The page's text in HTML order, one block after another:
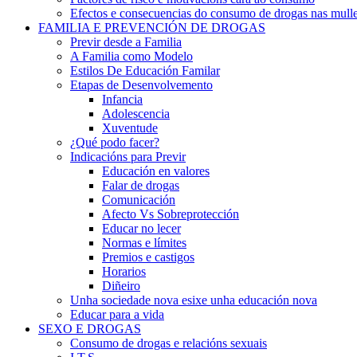
Efectos e consecuencias do consumo de drogas nas
FAMILIA E PREVENCIÓN DE DROGAS
Previr desde a Familia
A Familia como Modelo
Estilos De Educación Familar
Etapas de Desenvolvemento
Infancia
Adolescencia
Xuventude
¿Qué podo facer?
Indicacións para Previr
Educación en valores
Falar de drogas
Comunicación
Afecto Vs Sobreprotección
Educar no lecer
Normas e límites
Premios e castigos
Horarios
Diñeiro
Unha sociedade nova esixe unha educación nova
Educar para a vida
SEXO E DROGAS
Consumo de drogas e relacións sexuais